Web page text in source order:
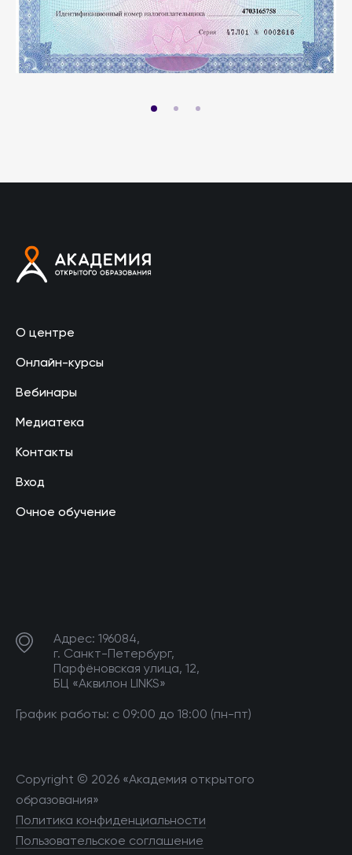
О центре
Онлайн-курсы
Вебинары
Медиатека
Контакты
Вход
Очное обучение
Адрес: 196084,
г. Санкт-Петербург,
Парфёновская улица, 12,
БЦ «Аквилон LINKS»
График работы: с 09:00 до 18:00 (пн-пт)
Copyright © 2026 «Академия открытого
образования»
Политика конфиденциальности
Пользовательское соглашение